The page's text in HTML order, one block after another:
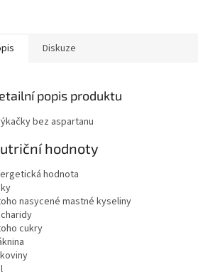
Diskuze
popis produktu
bez aspartanu
hodnoty
hodnota
nasycené mastné kyseliny
cukry